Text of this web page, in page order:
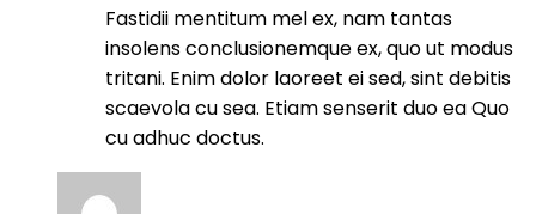
Fastidii mentitum mel ex, nam tantas
insolens conclusionemque ex, quo ut modus
tritani. Enim dolor laoreet ei sed, sint debitis
scaevola cu sea. Etiam senserit duo ea Quo
cu adhuc doctus.